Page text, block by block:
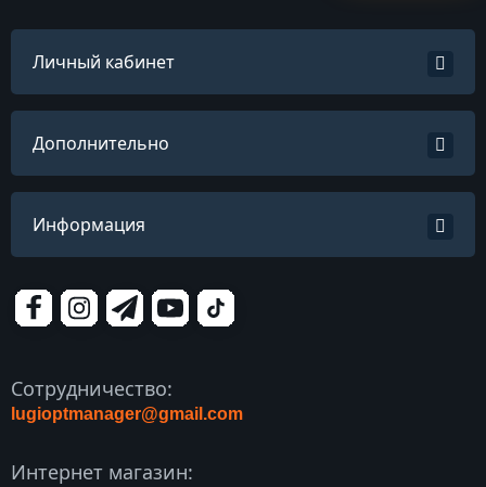
Личный кабинет
Дополнительно
Информация
Сотрудничество:
lugioptmanager@gmail.com
Интернет магазин: